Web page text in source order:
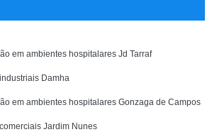
em ambientes hospitalares Jd Tarraf
Damha
em ambientes hospitalares Gonzaga de Campos
Jardim Nunes